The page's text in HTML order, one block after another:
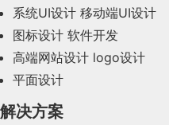
2023年10月(14)
2023年8月(88)
2023年7月(62)
系统UI设计 移动端UI设计
图标设计 软件开发
高端网站设计 logo设计
平面设计
解决方案